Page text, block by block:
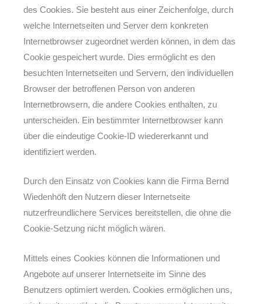
des Cookies. Sie besteht aus einer Zeichenfolge, durch
welche Internetseiten und Server dem konkreten
Internetbrowser zugeordnet werden können, in dem das
Cookie gespeichert wurde. Dies ermöglicht es den
besuchten Internetseiten und Servern, den individuellen
Browser der betroffenen Person von anderen
Internetbrowsern, die andere Cookies enthalten, zu
unterscheiden. Ein bestimmter Internetbrowser kann
über die eindeutige Cookie-ID wiedererkannt und
identifiziert werden.
Durch den Einsatz von Cookies kann die Firma Bernd
Wiedenhöft den Nutzern dieser Internetseite
nutzerfreundlichere Services bereitstellen, die ohne die
Cookie-Setzung nicht möglich wären.
Mittels eines Cookies können die Informationen und
Angebote auf unserer Internetseite im Sinne des
Benutzers optimiert werden. Cookies ermöglichen uns,